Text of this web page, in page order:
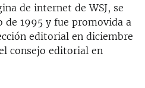
de internet de WSJ, se
de 1995 y fue promovida a
editorial en diciembre
consejo editorial en